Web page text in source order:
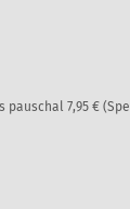
7,95 €